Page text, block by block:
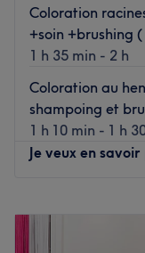
L’atmosphère :
à neuf à la
La spécialité de
Les marques et
Le petit plus :
dans un quartier
Coloration
+soin +brushing
1 h 35 min - 2 h
Coloration au
shampoing et
1 h 10 min - 1 h
Je veux en savoir